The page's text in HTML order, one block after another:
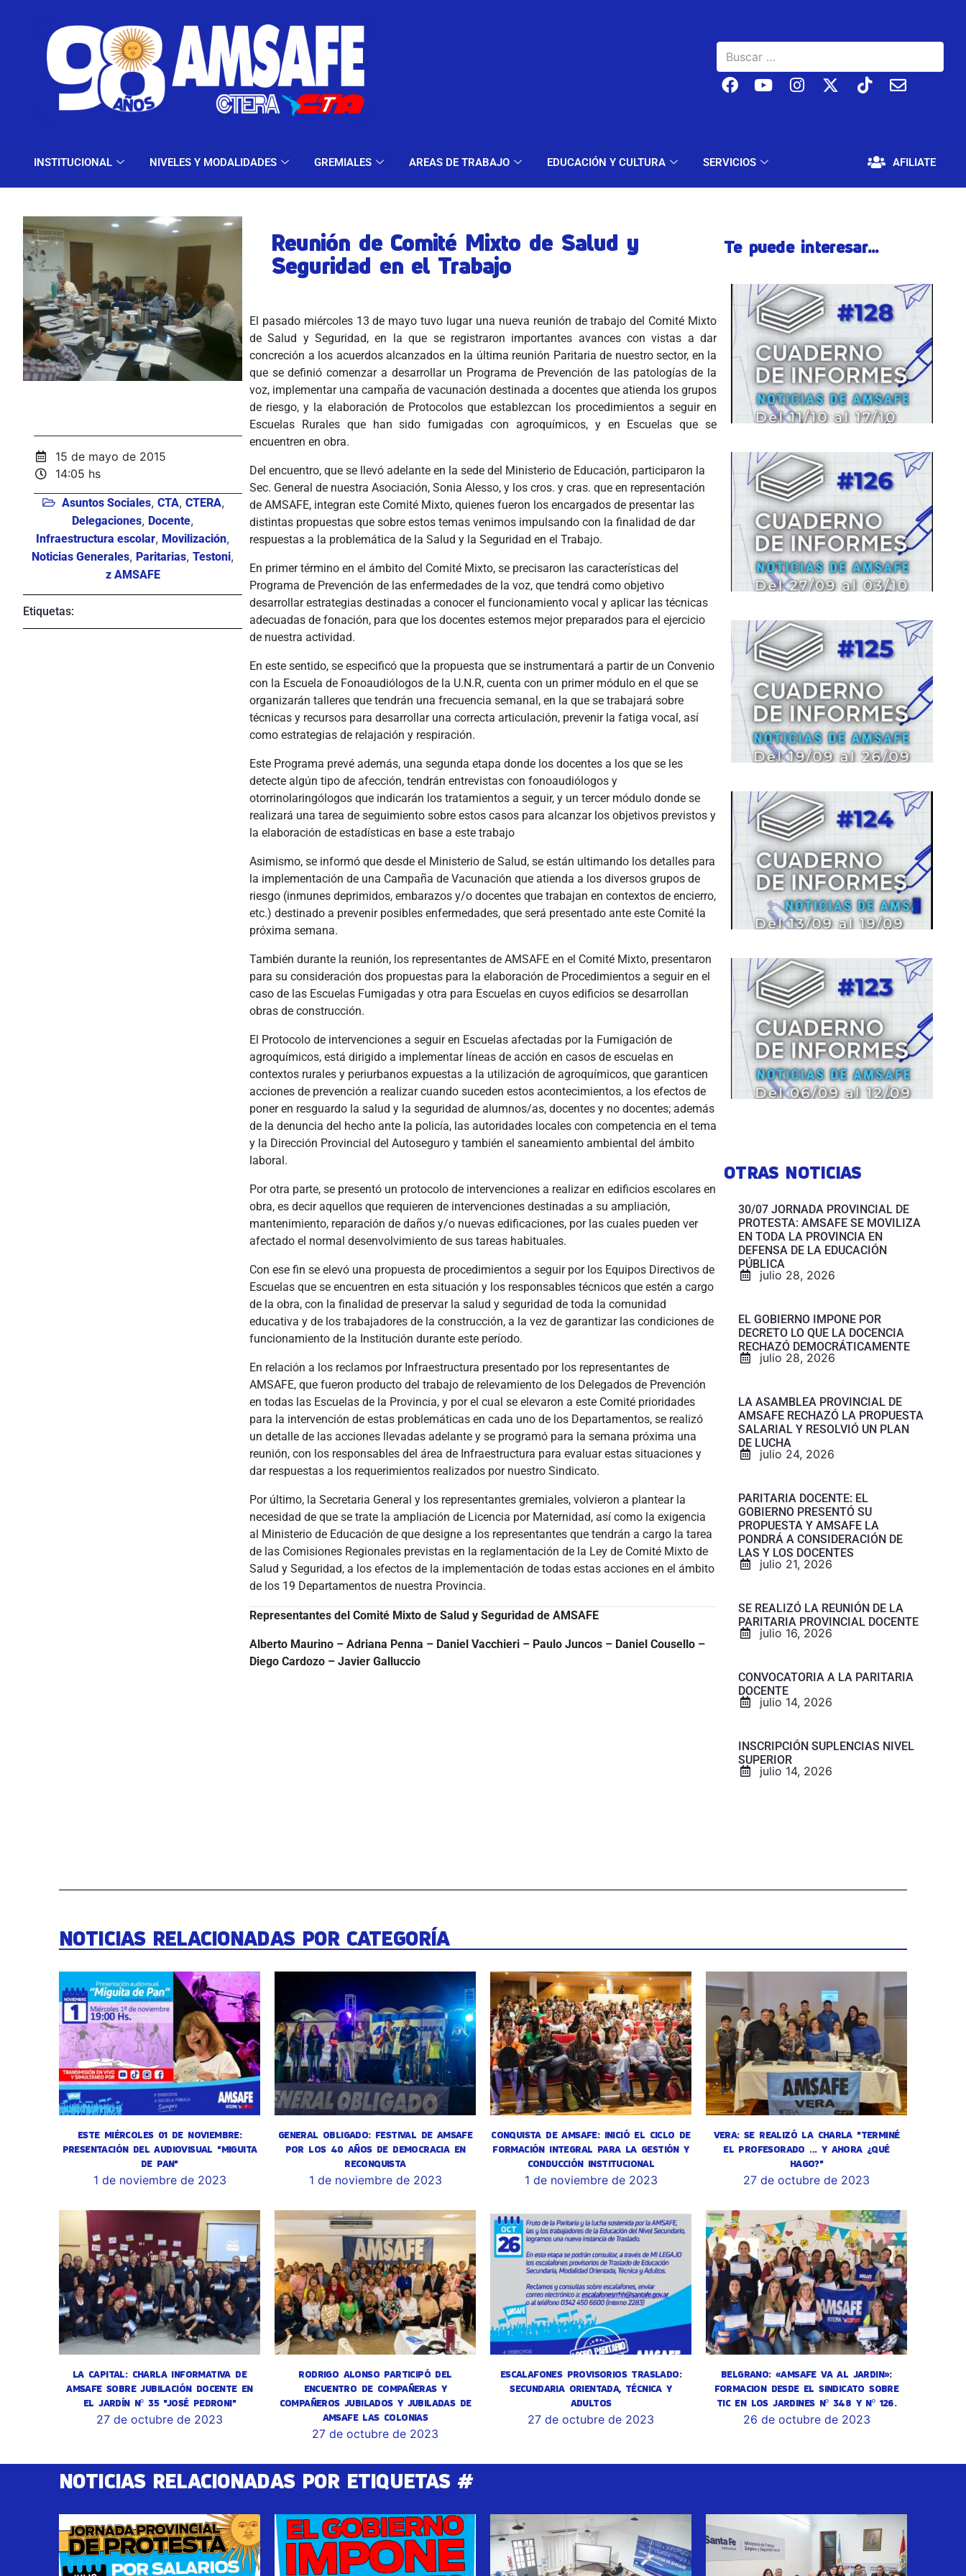
INSTITUCIONAL NIVELES Y MODALIDADES GREMIALES AREAS DE TRABAJO EDUCACIÓN Y CULTURA SERVICIOS AFILIATE
INSTITUCIONAL NIVELES Y MODALIDADES GREMIALES AREAS DE TRABAJO EDUCACIÓN Y CULTURA SERVICIOS
15 de mayo de 2015
14:05 hs
Asuntos Sociales, CTA, CTERA,
Delegaciones, Docente,
Infraestructura escolar, Movilización,
Noticias Generales, Paritarias, Testoni,
z AMSAFE
Etiquetas:
Reunión de Comité Mixto de Salud y
Seguridad en el Trabajo
El pasado miércoles 13 de mayo tuvo lugar una nueva reunión de trabajo del Comité Mixto
de Salud y Seguridad, en la que se registraron importantes avances con vistas a dar
concreción a los acuerdos alcanzados en la última reunión Paritaria de nuestro sector, en la
que se definió comenzar a desarrollar un Programa de Prevención de las patologías de la
voz, implementar una campaña de vacunación destinada a docentes que atienda los grupos
de riesgo, y la elaboración de Protocolos que establezcan los procedimientos a seguir en
Escuelas Rurales que han sido fumigadas con agroquímicos, y en Escuelas que se
encuentren en obra.
Del encuentro, que se llevó adelante en la sede del Ministerio de Educación, participaron la
Sec. General de nuestra Asociación, Sonia Alesso, y los cros. y cras. que en representación
de AMSAFE, integran este Comité Mixto, quienes fueron los encargados de presentar las
distintas propuestas que sobre estos temas venimos impulsando con la finalidad de dar
respuestas a la problemática de la Salud y la Seguridad en el Trabajo.
En primer término en el ámbito del Comité Mixto, se precisaron las características del
Programa de Prevención de las enfermedades de la voz, que tendrá como objetivo
desarrollar estrategias destinadas a conocer el funcionamiento vocal y aplicar las técnicas
adecuadas de fonación, para que los docentes estemos mejor preparados para el ejercicio
de nuestra actividad.
En este sentido, se especificó que la propuesta que se instrumentará a partir de un Convenio
con la Escuela de Fonoaudiólogos de la U.N.R, cuenta con un primer módulo en el que se
organizarán talleres que tendrán una frecuencia semanal, en la que se trabajará sobre
técnicas y recursos para desarrollar una correcta articulación, prevenir la fatiga vocal, así
como estrategias de relajación y respiración.
Este Programa prevé además, una segunda etapa donde los docentes a los que se les
detecte algún tipo de afección, tendrán entrevistas con fonoaudiólogos y
otorrinolaringólogos que indicarán los tratamientos a seguir, y un tercer módulo donde se
realizará una tarea de seguimiento sobre estos casos para alcanzar los objetivos previstos y
la elaboración de estadísticas en base a este trabajo
Asimismo, se informó que desde el Ministerio de Salud, se están ultimando los detalles para
la implementación de una Campaña de Vacunación que atienda a los diversos grupos de
riesgo (inmunes deprimidos, embarazos y/o docentes que trabajan en contextos de encierro,
etc.) destinado a prevenir posibles enfermedades, que será presentado ante este Comité la
próxima semana.
También durante la reunión, los representantes de AMSAFE en el Comité Mixto, presentaron
para su consideración dos propuestas para la elaboración de Procedimientos a seguir en el
caso de las Escuelas Fumigadas y otra para Escuelas en cuyos edificios se desarrollan
obras de construcción.
El Protocolo de intervenciones a seguir en Escuelas afectadas por la Fumigación de
agroquímicos, está dirigido a implementar líneas de acción en casos de escuelas en
contextos rurales y periurbanos expuestas a la utilización de agroquímicos, que garanticen
acciones de prevención a realizar cuando suceden estos acontecimientos, a los efectos de
poner en resguardo la salud y la seguridad de alumnos/as, docentes y no docentes; además
de la denuncia del hecho ante la policía, las autoridades locales con competencia en el tema
y la Dirección Provincial del Autoseguro y también el saneamiento ambiental del ámbito
laboral.
Por otra parte, se presentó un protocolo de intervenciones a realizar en edificios escolares en
obra, es decir aquellos que requieren de intervenciones destinadas a su ampliación,
mantenimiento, reparación de daños y/o nuevas edificaciones, por las cuales pueden ver
afectado el normal desenvolvimiento de sus tareas habituales.
Con ese fin se elevó una propuesta de procedimientos a seguir por los Equipos Directivos de
Escuelas que se encuentren en esta situación y los responsables técnicos que estén a cargo
de la obra, con la finalidad de preservar la salud y seguridad de toda la comunidad
educativa y de los trabajadores de la construcción, a la vez de garantizar las condiciones de
funcionamiento de la Institución durante este período.
En relación a los reclamos por Infraestructura presentado por los representantes de
AMSAFE, que fueron producto del trabajo de relevamiento de los Delegados de Prevención
en todas las Escuelas de la Provincia, y por el cual se elevaron a este Comité prioridades
para la intervención de estas problemáticas en cada uno de los Departamentos, se realizó
un detalle de las acciones llevadas adelante y se programó para la semana próxima una
reunión, con los responsables del área de Infraestructura para evaluar estas situaciones y
dar respuestas a los requerimientos realizados por nuestro Sindicato.
Por último, la Secretaria General y los representantes gremiales, volvieron a plantear la
necesidad de que se trate la ampliación de Licencia por Maternidad, así como la exigencia
al Ministerio de Educación de que designe a los representantes que tendrán a cargo la tarea
de las Comisiones Regionales previstas en la reglamentación de la Ley de Comité Mixto de
Salud y Seguridad, a los efectos de la implementación de todas estas acciones en el ámbito
de los 19 Departamentos de nuestra Provincia.
Representantes del Comité Mixto de Salud y Seguridad de AMSAFE
Alberto Maurino – Adriana Penna – Daniel Vacchieri – Paulo Juncos – Daniel Cousello –
Diego Cardozo – Javier Galluccio
Te puede interesar...
OTRAS NOTICIAS
30/07 JORNADA PROVINCIAL DE
PROTESTA: AMSAFE SE MOVILIZA
EN TODA LA PROVINCIA EN
DEFENSA DE LA EDUCACIÓN
PÚBLICA
julio 28, 2026
EL GOBIERNO IMPONE POR
DECRETO LO QUE LA DOCENCIA
RECHAZÓ DEMOCRÁTICAMENTE
julio 28, 2026
LA ASAMBLEA PROVINCIAL DE
AMSAFE RECHAZÓ LA PROPUESTA
SALARIAL Y RESOLVIÓ UN PLAN
DE LUCHA
julio 24, 2026
PARITARIA DOCENTE: EL
GOBIERNO PRESENTÓ SU
PROPUESTA Y AMSAFE LA
PONDRÁ A CONSIDERACIÓN DE
LAS Y LOS DOCENTES
julio 21, 2026
SE REALIZÓ LA REUNIÓN DE LA
PARITARIA PROVINCIAL DOCENTE
julio 16, 2026
CONVOCATORIA A LA PARITARIA
DOCENTE
julio 14, 2026
INSCRIPCIÓN SUPLENCIAS NIVEL
SUPERIOR
julio 14, 2026
NOTICIAS RELACIONADAS POR CATEGORÍA
ESTE MIÉRCOLES 01 DE NOVIEMBRE:
PRESENTACIÓN DEL AUDIOVISUAL "MIGUITA
DE PAN"
1 de noviembre de 2023
GENERAL OBLIGADO: FESTIVAL DE AMSAFE
POR LOS 40 AÑOS DE DEMOCRACIA EN
RECONQUISTA
1 de noviembre de 2023
CONQUISTA DE AMSAFE: INICIÓ EL CICLO DE
FORMACIÓN INTEGRAL PARA LA GESTIÓN Y
CONDUCCIÓN INSTITUCIONAL
1 de noviembre de 2023
VERA: SE REALIZÓ LA CHARLA "TERMINÉ
EL PROFESORADO ... Y AHORA ¿QUÉ
HAGO?"
27 de octubre de 2023
LA CAPITAL: CHARLA INFORMATIVA DE
AMSAFE SOBRE JUBILACIÓN DOCENTE EN
EL JARDÍN Nº 35 "JOSÉ PEDRONI"
27 de octubre de 2023
RODRIGO ALONSO PARTICIPÓ DEL
ENCUENTRO DE COMPAÑERAS Y
COMPAÑEROS JUBILADOS Y JUBILADAS DE
AMSAFE LAS COLONIAS
27 de octubre de 2023
ESCALAFONES PROVISORIOS TRASLADO:
SECUNDARIA ORIENTADA, TÉCNICA Y
ADULTOS
27 de octubre de 2023
BELGRANO: «AMSAFE VA AL JARDIN»:
FORMACION DESDE EL SINDICATO SOBRE
TIC EN LOS JARDINES Nº 348 Y Nº 126.
26 de octubre de 2023
NOTICIAS RELACIONADAS POR ETIQUETAS #